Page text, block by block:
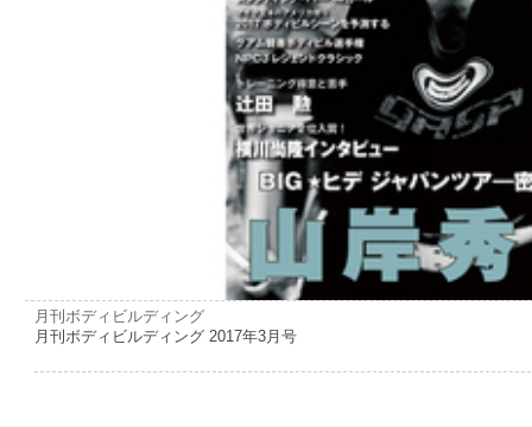
月刊ボディビルディング
月刊ボディビルディング 2017年3月号